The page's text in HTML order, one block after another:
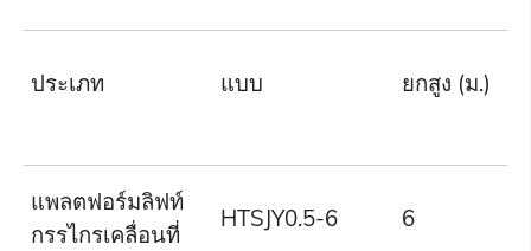
ประเภท แบบ ยกสูง (ม.)
แพลตฟอร์มลิฟท์
กรรไกรเคลื่อนที่
HTSJY0.5-6 6